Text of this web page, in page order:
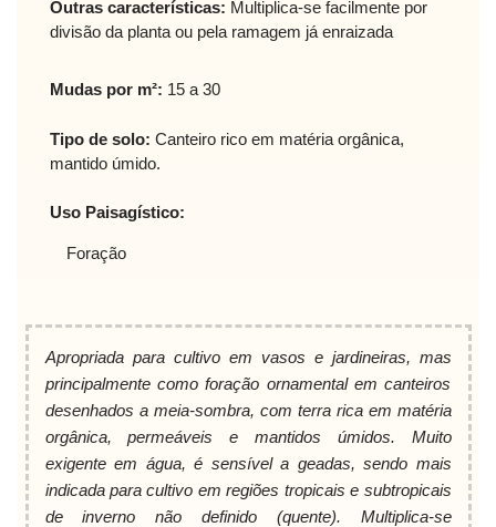
Outras características: Multiplica-se facilmente por
divisão da planta ou pela ramagem já enraizada
Mudas por m²: 15 a 30
Tipo de solo: Canteiro rico em matéria orgânica,
mantido úmido.
Uso Paisagístico:
Foração
Apropriada para cultivo em vasos e jardineiras, mas
principalmente como foração ornamental em canteiros
desenhados a meia-sombra, com terra rica em matéria
orgânica, permeáveis e mantidos úmidos. Muito
exigente em água, é sensível a geadas, sendo mais
indicada para cultivo em regiões tropicais e subtropicais
de inverno não definido (quente). Multiplica-se